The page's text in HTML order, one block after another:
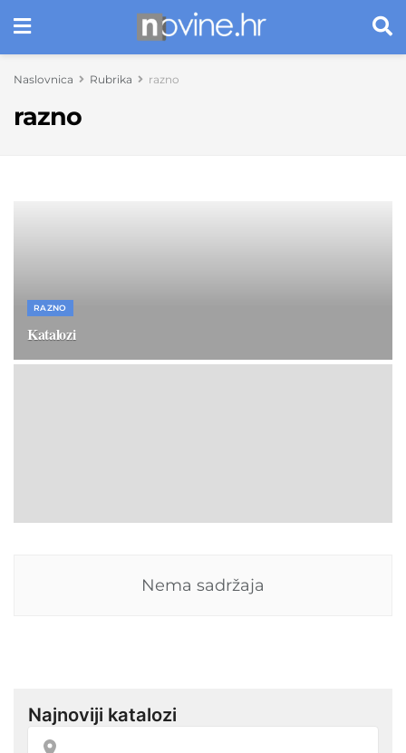
Naslovnica Rubrika razno
razno
RAZNO
Katalozi
6. STUDENOGA 2025.
Nema sadržaja